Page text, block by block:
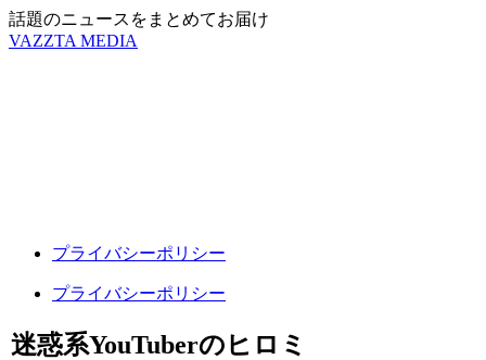
話題のニュースをまとめてお届け
VAZZTA MEDIA
プライバシーポリシー
プライバシーポリシー
迷惑系YouTuberのヒロミ